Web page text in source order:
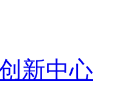
新中心